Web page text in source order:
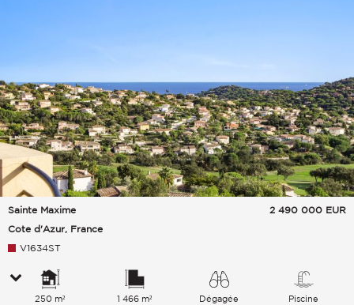
Sainte Maxime
Cote d'Azur, France
2 490 000 EUR
V1634ST
250 m² 1 466 m² Dégagée Piscine